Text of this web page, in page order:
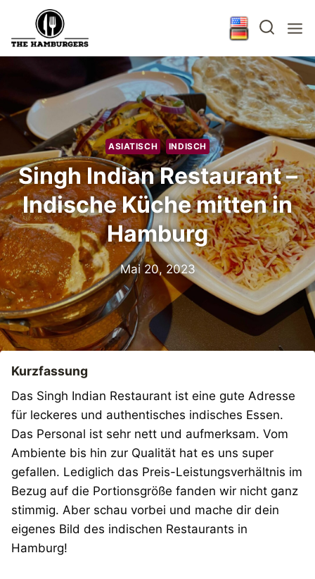
springen
ASIATISCH INDISCH
Singh Indian Restaurant –
Indische Küche mitten in
Hamburg
Mai 20, 2023
Kurzfassung
Das Singh Indian Restaurant ist eine gute Adresse
für leckeres und authentisches indisches Essen.
Das Personal ist sehr nett und aufmerksam. Vom
Ambiente bis hin zur Qualität hat es uns super
gefallen. Lediglich das Preis-Leistungsverhältnis im
Bezug auf die Portionsgröße fanden wir nicht ganz
stimmig. Aber schau vorbei und mache dir dein
eigenes Bild des indischen Restaurants in
Hamburg!